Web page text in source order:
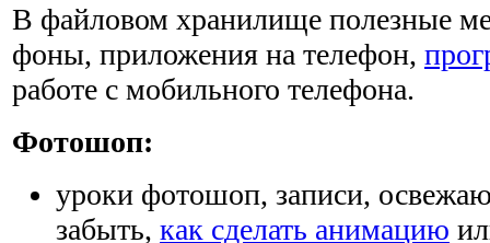
В файловом хранилище полезные
фоны, приложения на телефон,
работе с мобильного телефона.
Фотошоп:
уроки фотошоп, записи,
забыть, как сделать анимацию